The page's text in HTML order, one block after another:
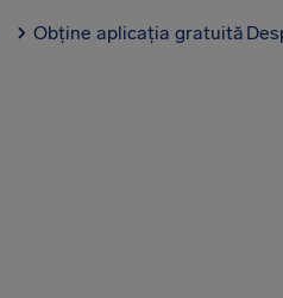
Obține aplicația gratuită